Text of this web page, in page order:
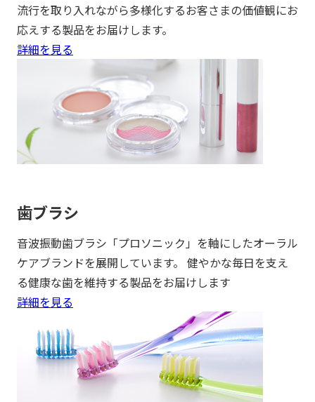
流行を取り入れながら多様化するお客さまの価値観にお
応えする製品をお届けします。
詳細を見る
歯ブラシ
音波振動歯ブラシ「プロソニック」を軸にしたオーラル
ケアブランドを展開しています。 健やかな毎日を支え
る健康な歯を維持する製品をお届けします
詳細を見る